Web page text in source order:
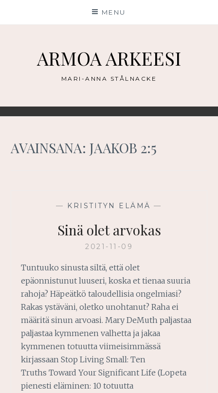
MENU
ARMOA ARKEESI
MARI-ANNA STÅLNACKE
AVAINSANA:JAAKOB 2:5
— KRISTITYN ELÄMÄ —
Sinä olet arvokas
2021-11-09
Tuntuuko sinusta siltä, että olet
epäonnistunut luuseri, koska et tienaa suuria
rahoja? Häpeätkö taloudellisia ongelmiasi?
Rakas ystäväni, oletko unohtanut? Raha ei
määritä sinun arvoasi. Mary DeMuth paljastaa
paljastaa kymmenen valhetta ja jakaa
kymmenen totuutta viimeisimmässä
kirjassaan Stop Living Small: Ten
Truths Toward Your Significant Life (Lopeta
pienesti eläminen: 10 totuutta